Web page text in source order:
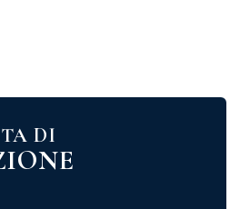
DI